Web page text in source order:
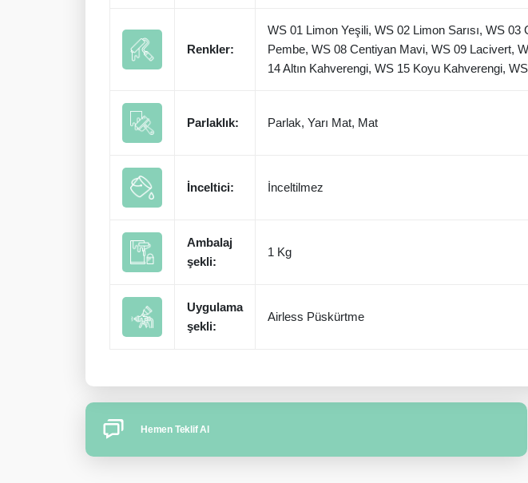
Renkler:
WS 01 Limon Yeşili, WS 02 Limon Sarısı, WS 03
Pembe, WS 08 Centiyan Mavi, WS 09 Lacivert,
14 Altın Kahverengi, WS 15 Koyu Kahverengi,
Parlaklık: Parlak, Yarı Mat, Mat
İnceltici: İnceltilmez
Ambalaj
şekli:
1 Kg
Uygulama
şekli:
Airless Püskürtme
Hemen Teklif Al